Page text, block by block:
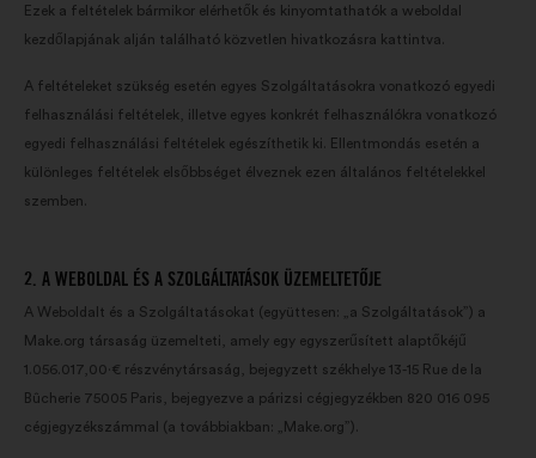
Ezek a feltételek bármikor elérhetők és kinyomtathatók a weboldal
kezdőlapjának alján található közvetlen hivatkozásra kattintva.
A feltételeket szükség esetén egyes Szolgáltatásokra vonatkozó egyedi
felhasználási feltételek, illetve egyes konkrét felhasználókra vonatkozó
egyedi felhasználási feltételek egészíthetik ki. Ellentmondás esetén a
különleges feltételek elsőbbséget élveznek ezen általános feltételekkel
szemben.
2. A WEBOLDAL ÉS A SZOLGÁLTATÁSOK ÜZEMELTETŐJE
A Weboldalt és a Szolgáltatásokat (együttesen: „a Szolgáltatások”) a
Make.org társaság üzemelteti, amely egy egyszerűsített alaptőkéjű
1.056.017,00·€ részvénytársaság, bejegyzett székhelye 13-15 Rue de la
Bûcherie 75005 Paris, bejegyezve a párizsi cégjegyzékben 820 016 095
cégjegyzékszámmal (a továbbiakban: „Make.org”).